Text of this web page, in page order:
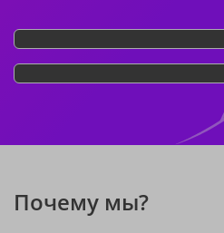
Почему мы?